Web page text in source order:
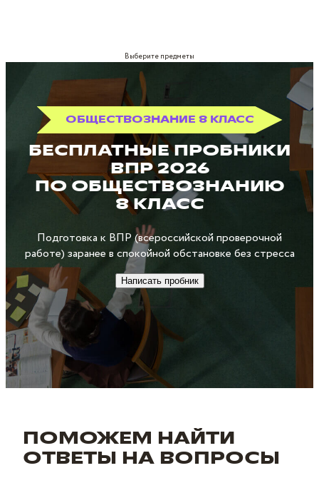
Выберите предметы
ОБЩЕСТВОЗНАНИЕ 8 КЛАСС
БЕСПЛАТНЫЕ ПРОБНИКИ
ВПР 2026
ПО ОБЩЕСТВОЗНАНИЮ
8 КЛАСС
Подготовка к ВПР (всероссийской проверочной
работе) заранее в спокойной обстановке без стресса
Написать пробник
ПОМОЖЕМ НАЙТИ
ОТВЕТЫ НА ВОПРОСЫ